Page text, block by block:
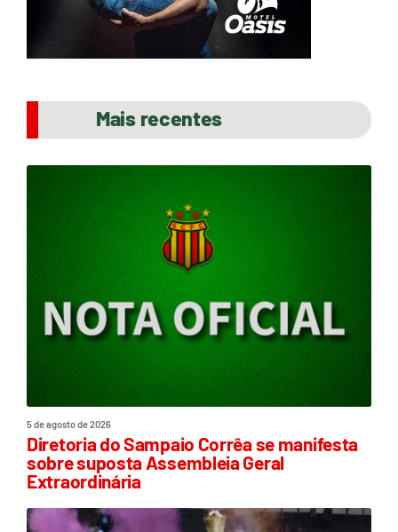
Mais recentes
5 de agosto de 2026
Diretoria do Sampaio Corrêa se manifesta
sobre suposta Assembleia Geral
Extraordinária